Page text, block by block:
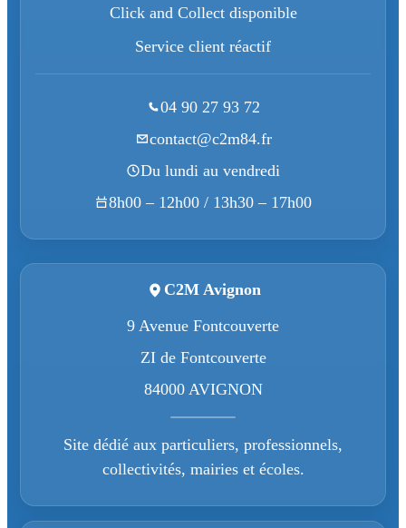
Click and Collect disponible
Service client réactif
04 90 27 93 72
contact@c2m84.fr
Du lundi au vendredi
8h00 – 12h00 / 13h30 – 17h00
C2M Avignon
9 Avenue Fontcouverte
ZI de Fontcouverte
84000 AVIGNON
Site dédié aux particuliers, professionnels,
collectivités, mairies et écoles.